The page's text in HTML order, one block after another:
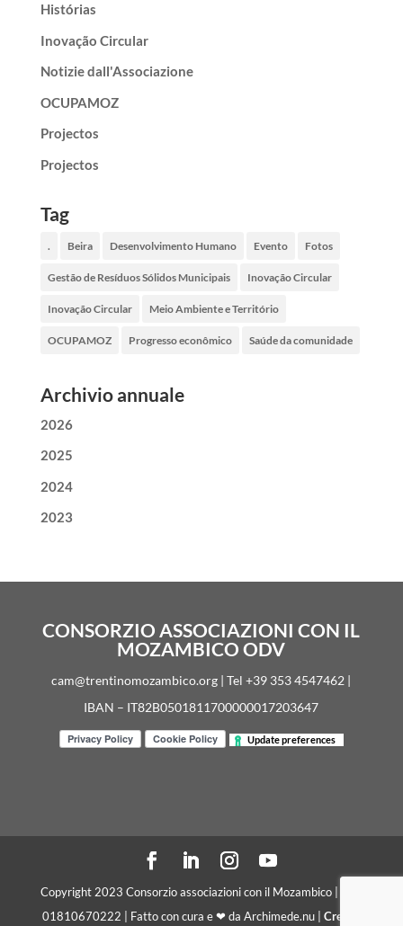
Histórias
Inovação Circular
Notizie dall'Associazione
OCUPAMOZ
Projectos
Projectos
Tag
. Beira Desenvolvimento Humano Evento Fotos
Gestão de Resíduos Sólidos Municipais Inovação Circular
Inovação Circular Meio Ambiente e Território
OCUPAMOZ Progresso econômico Saúde da comunidade
Archivio annuale
2026
2025
2024
2023
CONSORZIO ASSOCIAZIONI CON IL
MOZAMBICO ODV
cam@trentinomozambico.org | Tel +39 353 4547462 |
IBAN – IT82B0501811700000017203647
Update preferences
Copyright 2023 Consorzio associazioni con il Mozambico | C. F.
01810670222 | Fatto con cura e ❤ da Archimede.nu | Crediti